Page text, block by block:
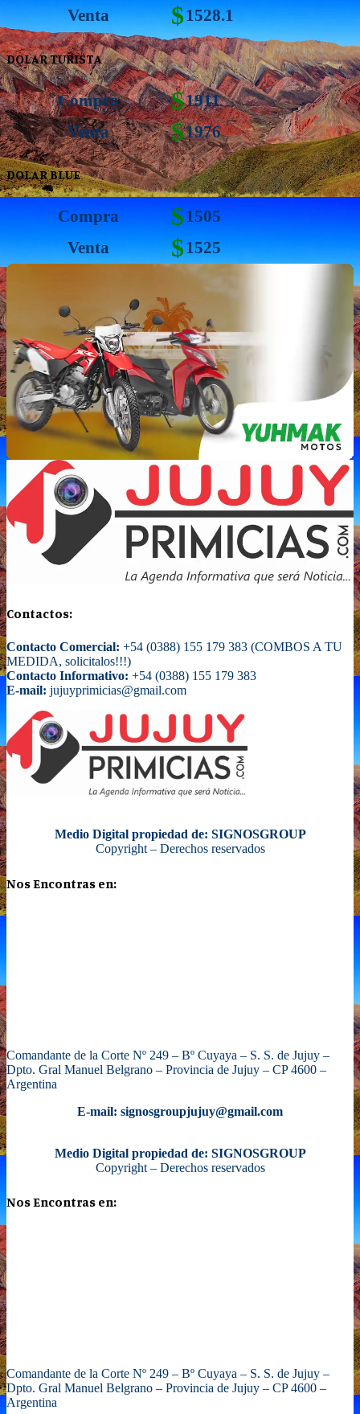
Venta
$1528.1
DOLAR TURISTA
Compra $1911
Venta
$1976
DOLAR BLUE
Compra $1505
Venta
$1525
Contactos:
Contacto Comercial: +54 (0388) 155 179 383 (COMBOS A TU
MEDIDA, solicitalos!!!)
Contacto Informativo: +54 (0388) 155 179 383
E-mail: jujuyprimicias@gmail.com
Medio Digital propiedad de: SIGNOSGROUP
Copyright – Derechos reservados
Nos Encontras en:
Comandante de la Corte Nº 249 – Bº Cuyaya – S. S. de Jujuy –
Dpto. Gral Manuel Belgrano – Provincia de Jujuy – CP 4600 –
Argentina
E-mail: signosgroupjujuy@gmail.com
Medio Digital propiedad de: SIGNOSGROUP
Copyright – Derechos reservados
Nos Encontras en:
Comandante de la Corte Nº 249 – Bº Cuyaya – S. S. de Jujuy –
Dpto. Gral Manuel Belgrano – Provincia de Jujuy – CP 4600 –
Argentina